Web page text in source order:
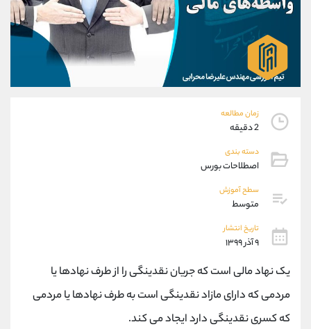
زمان مطالعه
2 دقیقه
دسته بندی
اصطلاحات بورس
سطح آموزش
متوسط
تاریخ انتشار
۹ آذر ۱۳۹۹
یک نهاد مالی است که جریان نقدینگی را از طرف نهادها یا
مردمی که دارای مازاد نقدینگی است به طرف نهادها یا مردمی
که کسری نقدینگی دارد ایجاد می کند.
پشتیبان فروش (ایمان پوراسماعیلی)
موبایل 09927779040
واتساپ شروع گفتگو
تلگرام @Armteam_admin_por
پشتیبان فروش
موبایل
واتساپ
داخلی
اطلاعات تماس
تلفن 021-22021030
بدون پیش شماره 90001030
اینستاگرام